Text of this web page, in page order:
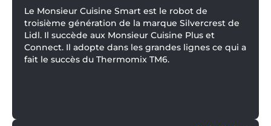
Le Monsieur Cuisine Smart est le robot de
troisième génération de la marque Silvercrest de
Lidl. Il succède aux Monsieur Cuisine Plus et
Connect. Il adopte dans les grandes lignes ce qui a
fait le succès du Thermomix TM6.